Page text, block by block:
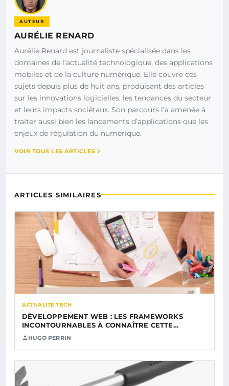
AUTEUR
AURÉLIE RENARD
Aurélie Renard est journaliste spécialisée dans les
domaines de l’actualité technologique, des applications
mobiles et de la culture numérique. Elle couvre ces
sujets depuis plus de huit ans, produisant des articles
sur les innovations logicielles, les tendances du secteur
et leurs impacts sociétaux. Son parcours l’a amenée à
traiter aussi bien les lancements d’applications que les
enjeux de régulation du numérique.
VOIR TOUS LES ARTICLES
ARTICLES SIMILAIRES
ACTUALITÉ TECH
DÉVELOPPEMENT WEB : LES FRAMEWORKS
INCONTOURNABLES À CONNAÎTRE CETTE…
HUGO PERRIN